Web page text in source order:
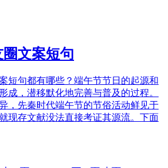
文案短句
短句都有哪些？端午节节日的起源和
成，潜移默化地完善与普及的过程。
，先秦时代端午节的节俗活动鲜见于
现存文献没法直接考证其源流。下面